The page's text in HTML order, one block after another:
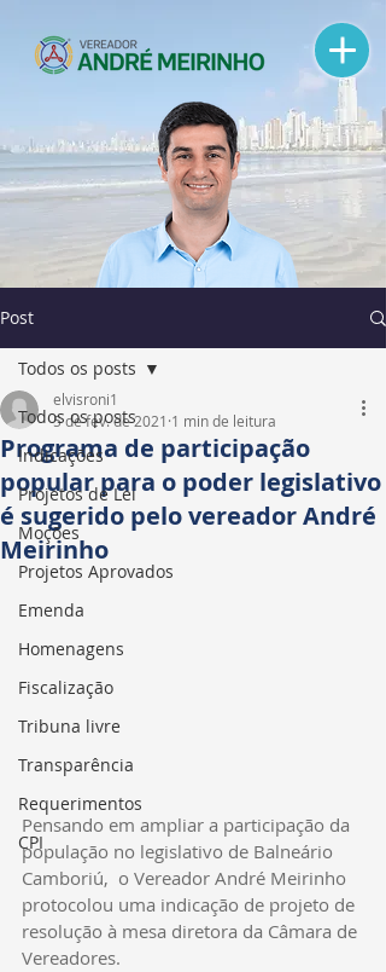
Post
Todos os posts
Indicações
Projetos de Lei
Moções
Projetos Aprovados
Emenda
Homenagens
Fiscalização
Tribuna livre
Transparência
Requerimentos
CPI
Todos os posts
Programa de participação
popular para o poder legislativo
é sugerido pelo vereador André
Meirinho
elvisroni1
5 de fev. de 2021 1 min de leitura
Pensando em ampliar a participação da
população no legislativo de Balneário
Camboriú,  o Vereador André Meirinho
protocolou uma indicação de projeto de
resolução à mesa diretora da Câmara de
Vereadores.